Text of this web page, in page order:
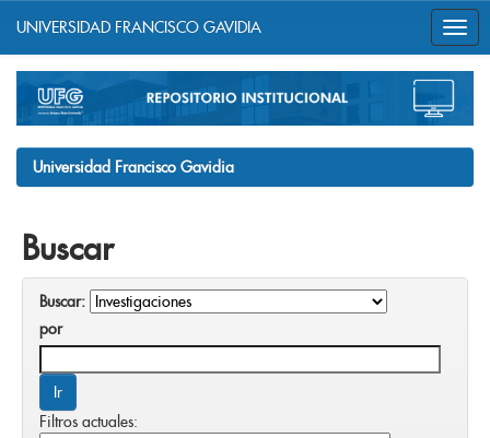
navigation
UNIVERSIDAD FRANCISCO GAVIDIA
Universidad Francisco Gavidia
Buscar
Buscar:
por
Filtros actuales: